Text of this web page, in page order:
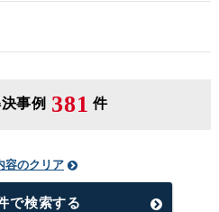
事例 381 件
容のクリア
で検索する